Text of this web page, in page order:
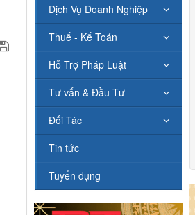
Dịch Vụ Doanh Nghiệp
Thuế - Kế Toán
Hỗ Trợ Pháp Luật
Tư vấn & Đầu Tư
Đối Tác
Tin tức
Tuyển dụng